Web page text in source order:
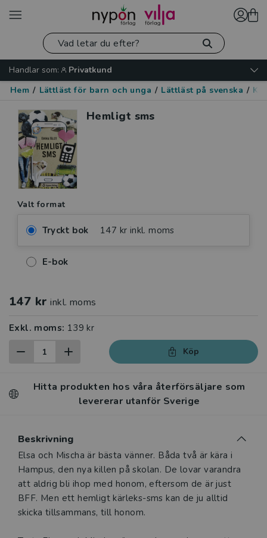
Handlar som:
Privatkund
Hem / Lättläst för barn och unga / Lättläst på svenska /
Hemligt sms
Valt format
Tryckt bok 147 kr inkl. moms
E-bok
147 kr inkl. moms
Exkl. moms: 139 kr
Köp
Hitta produkten hos våra återförsäljare som
levererar utanför Sverige
Beskrivning
Beskrivning
Elsa och Mischa är bästa vänner. Båda två är kära i
Hampus, den nya killen på skolan. De lovar varandra
att aldrig bli ihop med honom, eftersom de är just
BFF. Men ett hemligt kärleks-sms kan de ju alltid
skicka tillsammans, till honom.